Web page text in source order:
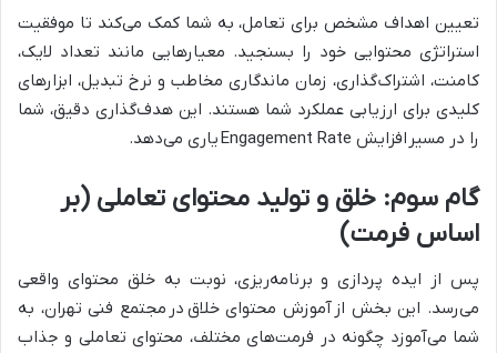
تعیین اهداف مشخص برای تعامل، به شما کمک می‌کند تا موفقیت
استراتژی محتوایی خود را بسنجید. معیارهایی مانند تعداد لایک،
کامنت، اشتراک‌گذاری، زمان ماندگاری مخاطب و نرخ تبدیل، ابزارهای
کلیدی برای ارزیابی عملکرد شما هستند. این هدف‌گذاری دقیق، شما
را در مسیر افزایش Engagement Rate یاری می‌دهد.
گام سوم: خلق و تولید محتوای تعاملی (بر
اساس فرمت)
پس از ایده پردازی و برنامه‌ریزی، نوبت به خلق محتوای واقعی
می‌رسد. این بخش از آموزش محتوای خلاق در مجتمع فنی تهران، به
شما می‌آموزد چگونه در فرمت‌های مختلف، محتوای تعاملی و جذاب